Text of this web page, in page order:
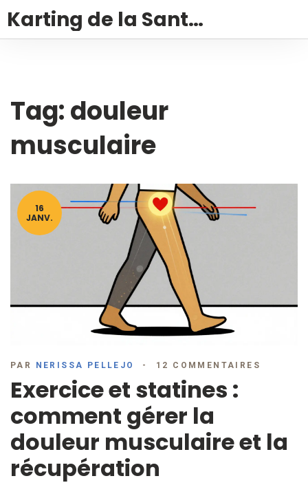
Karting de la Santé – Montalivet
Tag: douleur
musculaire
16
JANV.
PAR NERISSA PELLEJO 12 COMMENTAIRES
Exercice et statines :
comment gérer la
douleur musculaire et la
récupération